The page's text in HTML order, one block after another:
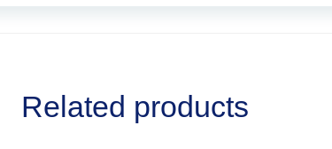
Related products